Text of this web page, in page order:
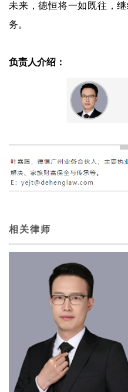
未来，德恒将一如既往，
务。
负责人介绍：
相关律师